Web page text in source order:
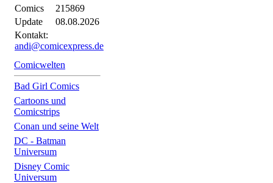
Comics
215869
Update
08.08.2026
Kontakt:
andi@comicexpress.de
Comicwelten
Bad Girl Comics
Cartoons und
Comicstrips
Conan und seine Welt
DC - Batman
Universum
Disney Comic
Universum